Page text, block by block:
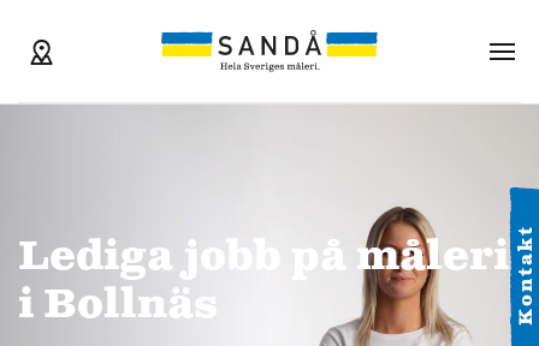
Kontakt
Lediga jobb på måleri
i Bollnäs